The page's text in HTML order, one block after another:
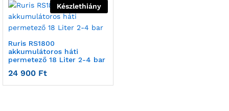
Készlethiány
Ruris RS1800
akkumulátoros háti
permetező 18 Liter 2-4 bar
24 900 Ft